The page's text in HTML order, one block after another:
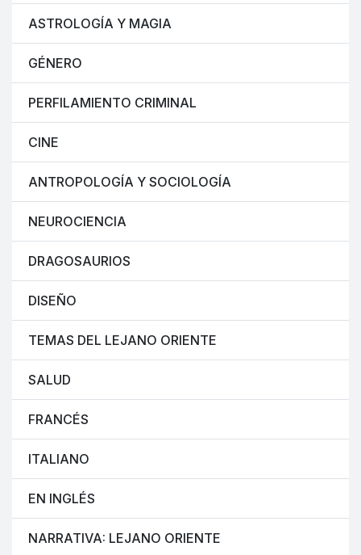
ASTROLOGÍA Y MAGIA
GÉNERO
PERFILAMIENTO CRIMINAL
CINE
ANTROPOLOGÍA Y SOCIOLOGÍA
NEUROCIENCIA
DRAGOSAURIOS
DISEÑO
TEMAS DEL LEJANO ORIENTE
SALUD
FRANCÉS
ITALIANO
EN INGLÉS
NARRATIVA: LEJANO ORIENTE